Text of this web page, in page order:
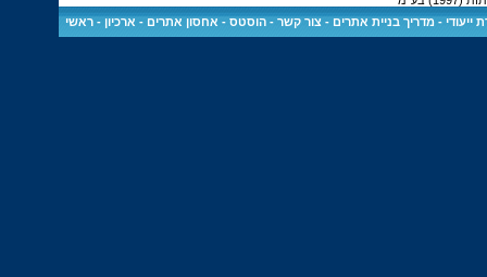
ייעודי -מדריך בניית אתרים -צור קשר -הוסטס - אחסון אתרים - ארכיון -ראשי